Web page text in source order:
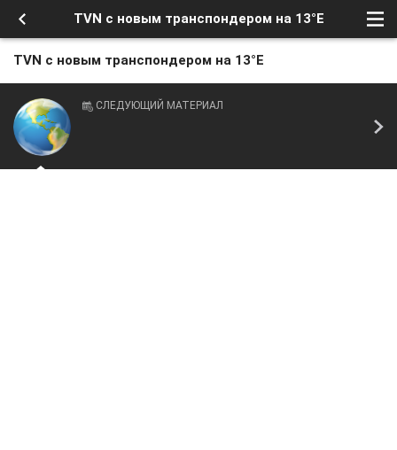
TVN с новым транспондером на 13°E
TVN с новым транспондером на 13°E
СЛЕДУЮЩИЙ МАТЕРИАЛ